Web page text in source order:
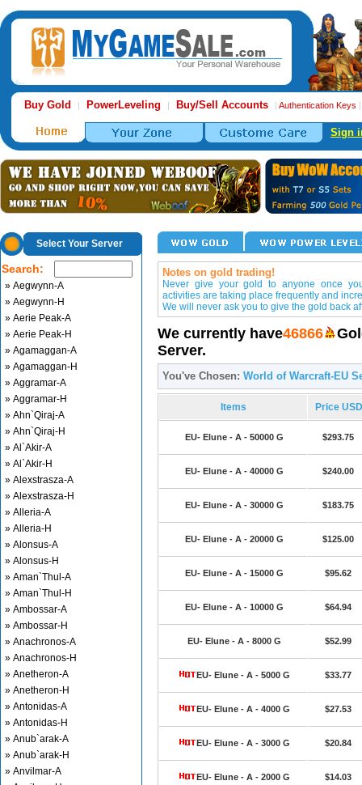
Buy Gold | PowerLeveling | Buy/Sell Accounts | Authentication Keys
Sign
Select Your Server
Search:
» Aegwynn-A
» Aegwynn-H
» Aerie Peak-A
» Aerie Peak-H
» Agamaggan-A
» Agamaggan-H
» Aggramar-A
» Aggramar-H
» Ahn`Qiraj-A
» Ahn`Qiraj-H
» Al`Akir-A
» Al`Akir-H
» Alexstrasza-A
» Alexstrasza-H
» Alleria-A
» Alleria-H
» Alonsus-A
» Alonsus-H
» Aman`Thul-A
» Aman`Thul-H
» Ambossar-A
» Ambossar-H
» Anachronos-A
» Anachronos-H
» Anetheron-A
» Anetheron-H
» Antonidas-A
» Antonidas-H
» Anub`arak-A
» Anub`arak-H
» Anvilmar-A
Notes on gold trading!
Never give your gold to anyone once
activities are taking place frequently and
We will never ask you to give the gold back
We currently have46866
Server.
You've Chosen: World of Warcraft-EU
Items Price USD
EU- Elune - A - 50000 G $293.75
EU- Elune - A - 40000 G $240.00
EU- Elune - A - 30000 G $183.75
EU- Elune - A - 20000 G $125.00
EU- Elune - A - 15000 G $95.62
EU- Elune - A - 10000 G $64.94
EU- Elune - A - 8000 G $52.99
EU- Elune - A - 5000 G $33.77
EU- Elune - A - 4000 G $27.53
EU- Elune - A - 3000 G $20.84
EU- Elune - A - 2000 G $14.03